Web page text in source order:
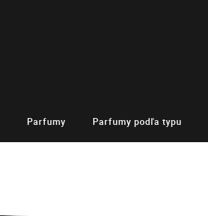
Parfumy Parfumy podľa typu